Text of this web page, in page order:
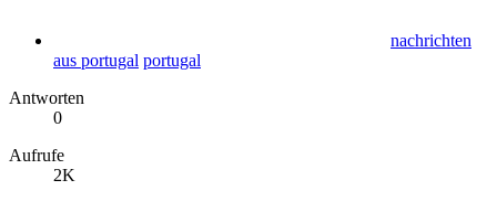
nachrichten
aus portugal portugal
Antworten
0
Aufrufe
2K